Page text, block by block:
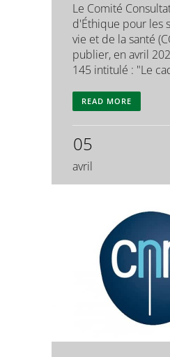
Le Comité
d'Éthique pour les
vie et de la santé
publier, en avril
145 intitulé : "Le
READ MORE
05
avril